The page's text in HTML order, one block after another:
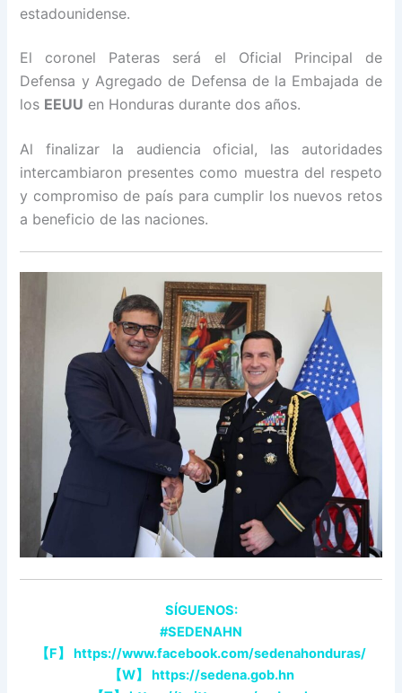
estadounidense.
El coronel Pateras será el Oficial Principal de
Defensa y Agregado de Defensa de la Embajada de
los EEUU en Honduras durante dos años.
Al finalizar la audiencia oficial, las autoridades
intercambiaron presentes como muestra del respeto
y compromiso de país para cumplir los nuevos retos
a beneficio de las naciones.
SÍGUENOS:
#SEDENAHN
【F】
https://www.facebook.com/sedenahonduras/
【W】
https://sedena.gob.hn